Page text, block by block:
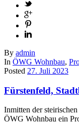
By admin
In ÖWG Wohnbau,
Posted 27. Juli 2023
Fürstenfeld,
Inmitten der
ÖWG Wohnbau ein